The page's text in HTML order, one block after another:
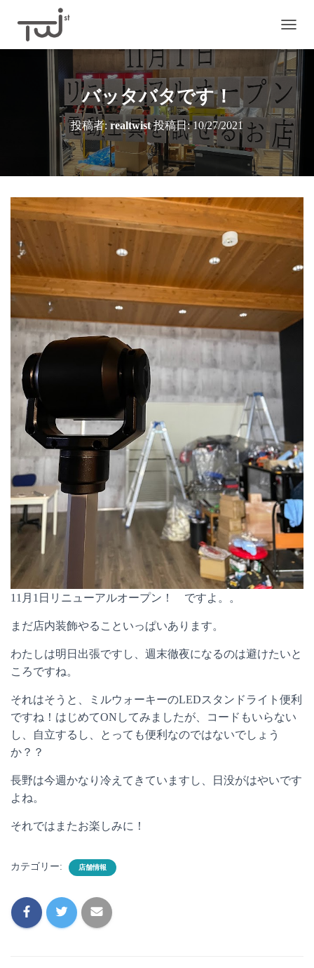
ビ
ゲ
ー
シ
ン
を
切
り
替
バッタバタです！
投稿者:realtwist投稿日:10/27/2021
11月1日リニューアルオープン！ ですよ。。
まだ店内装飾やることいっぱいあります。
わたしは明日出張ですし、週末徹夜になるのは避けたいと
ころですね。
それはそうと、ミルウォーキーのLEDスタンドライト便利
ですね！はじめてONしてみましたが、コードもいらない
し、自立するし、とっても便利なのではないでしょう
か？？
長野は今週かなり冷えてきていますし、日没がはやいです
よね。
それではまたお楽しみに！
カテゴリー: 店舗情報